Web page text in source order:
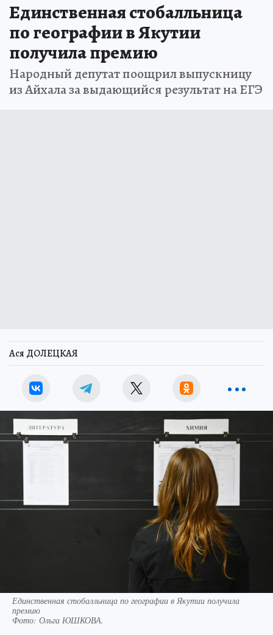
Единственная стобалльница
по географии в Якутии
получила премию
Народный депутат поощрил выпускницу
из Айхала за выдающийся результат на ЕГЭ
Ася ДОЛЕЦКАЯ
Единственная стобалльница по географии в Якутии получила
премию
Фото: Ольга ЮШКОВА.